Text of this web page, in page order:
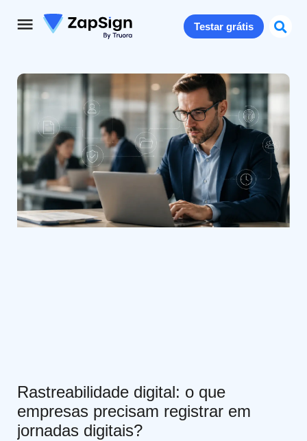
Testar grátis
Rastreabilidade digital: o que
empresas precisam registrar em
jornadas digitais?